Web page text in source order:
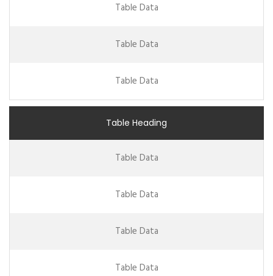
Table Data
Table Data
Table Data
Table Heading
Table Data
Table Data
Table Data
Table Data